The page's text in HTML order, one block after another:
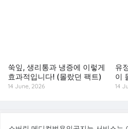
쑥잎, 생리통과 냉증에 이렇게
효과적입니다! (몰랐던 팩트)
14 June, 2026
유
이
14
© 2026 소버린 메디컬범용인공지능